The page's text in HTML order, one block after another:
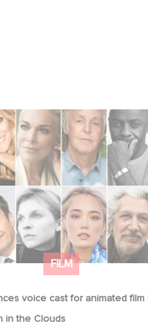
FILM
voice cast for animated film
in the Clouds
voice cast for animated
in the Clouds